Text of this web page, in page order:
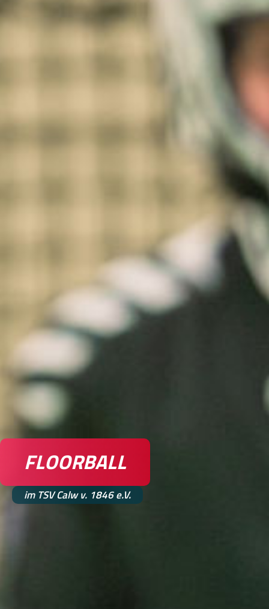
FLOORBALL
im TSV Calw v. 1846 e.V.